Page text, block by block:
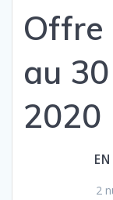
Offre
au
2020
2